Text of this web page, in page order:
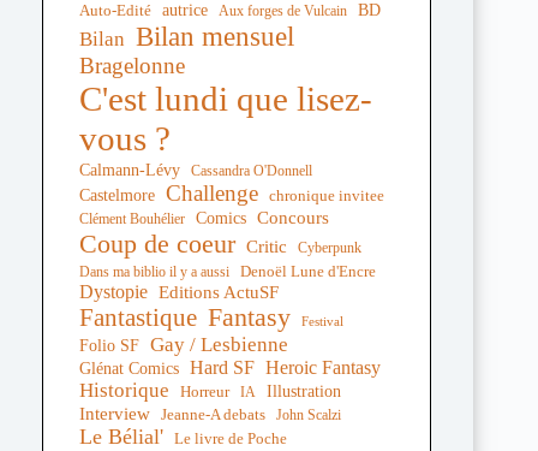
Auto-Edité autrice Aux forges de Vulcain BD
Bilan Bilan mensuel
Bragelonne
C'est lundi que lisez-
vous ?
Calmann-Lévy Cassandra O'Donnell
Castelmore Challenge chronique invitee
Clément Bouhélier Comics Concours
Coup de coeur Critic
Cyberpunk
Dans ma biblio il y a aussi
Denoël Lune d'Encre
Dystopie Editions ActuSF
Fantastique Fantasy Festival
Folio SF Gay / Lesbienne
Glénat Comics Hard SF Heroic Fantasy
Historique Horreur IA Illustration
Interview Jeanne-A debats John Scalzi
Le Bélial' Le livre de Poche